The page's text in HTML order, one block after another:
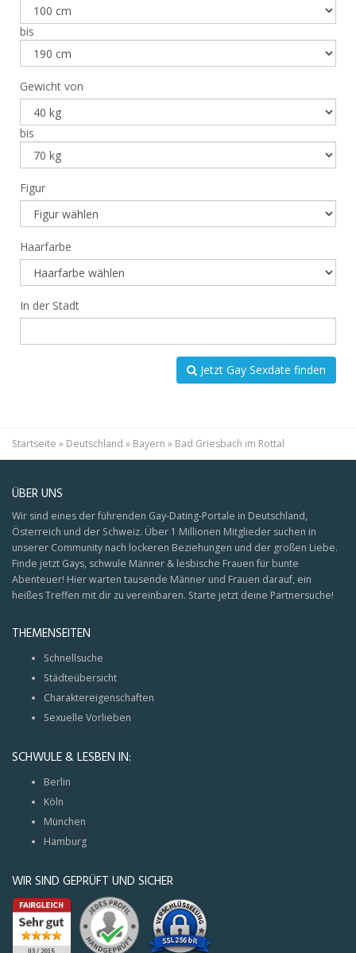
bis
Gewicht von
bis
Figur
Haarfarbe
In der Stadt
Jetzt Gay Sexdate finden
Startseite » Deutschland » Bayern » Bad Griesbach im Rottal
ÜBER UNS
Wir sind eines der führenden Gay-Dating-Portale in Deutschland,
Österreich und der Schweiz. Über 1 Millionen Mitglieder suchen in
unserer Community nach lockeren Beziehungen und der großen Liebe.
Finde jetzt Gays, schwule Männer & lesbische Frauen für bunte
Abenteuer! Hier warten tausende Männer und Frauen darauf, ein
heißes Treffen mit dir zu vereinbaren. Starte jetzt deine Partnersuche!
THEMENSEITEN
Schnellsuche
Städteübersicht
Charaktereigenschaften
Sexuelle Vorlieben
SCHWULE & LESBEN IN:
Berlin
Köln
München
Hamburg
WIR SIND GEPRÜFT UND SICHER